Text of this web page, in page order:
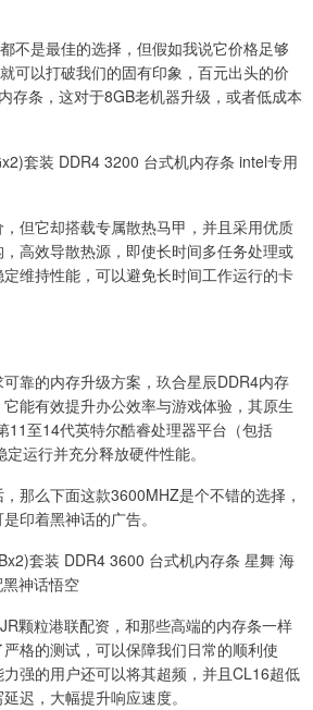
不是最佳的选择，但假如我说它价格足够
可以打破我们的固有印象，百元出头的价
存条，这对于8GB老机器升级，或者低成本
套装 DDR4 3200 台式机内存条 intel专用
但它却搭载专属散热马甲，并且采用优质
高效导散热源，即使长时间多任务处理或
维持性能，可以避免长时间工作运行的卡
靠的内存升级方案，玖合星辰DDR4内存
能有效提升办公效率与游戏体验，其原生
11至14代英特尔酷睿处理器平台（包括
运行并充分释放硬件性能。
那么下面这款3600MHZ是个不错的选择，
印着黑神话的广告。
套装 DDR4 3600 台式机内存条 星舞 海
神话悟空
颗粒港联配资，和那些高端的内存条一样
格的测试，可以保障我们日常的顺利使
强的用户还可以将其超频，并且CL16超低
迟，大幅提升响应速度。